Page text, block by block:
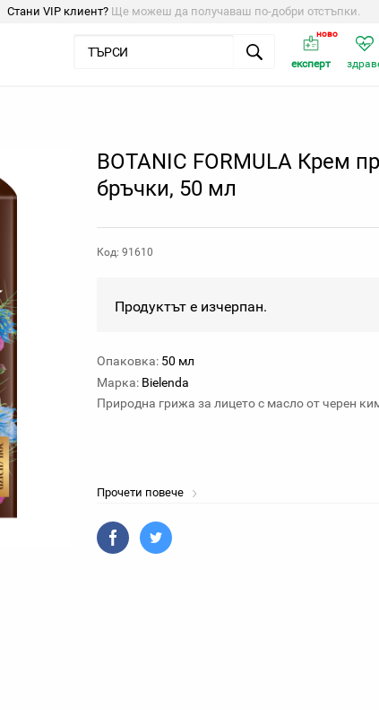
Стани VIP клиент? Ще можеш да получаваш по-добри отстъпки.
експерт
ново
BOTANIC FORMULA Крем
бръчки, 50 мл
Код: 91610
Продуктът е изчерпан.
Опаковка: 50 мл
Марка: Bielenda
Природна грижа за лицето с масло от черен
Прочети повече